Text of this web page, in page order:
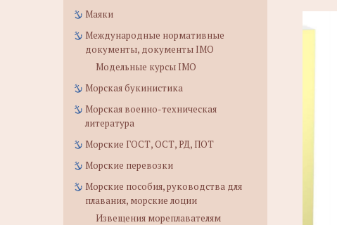
Маяки
Международные нормативные
документы, документы IMO
Модельные курсы IMO
Морская букинистика
Морская военно-техническая
литература
Морские ГОСТ, ОСТ, РД, ПОТ
Морские перевозки
Морские пособия, руководства для
плавания, морские лоции
Извещения мореплавателям